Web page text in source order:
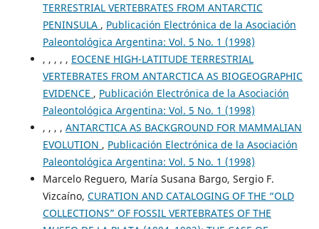
TERRESTRIAL VERTEBRATES FROM ANTARCTIC
PENINSULA , Publicación Electrónica de la Asociación
Paleontológica Argentina: Vol. 5 No. 1 (1998)
, , , , , EOCENE HIGH-LATITUDE TERRESTRIAL
VERTEBRATES FROM ANTARCTICA AS BIOGEOGRAPHIC
EVIDENCE , Publicación Electrónica de la Asociación
Paleontológica Argentina: Vol. 5 No. 1 (1998)
, , , , ANTARCTICA AS BACKGROUND FOR MAMMALIAN
EVOLUTION , Publicación Electrónica de la Asociación
Paleontológica Argentina: Vol. 5 No. 1 (1998)
Marcelo Reguero, María Susana Bargo, Sergio F.
Vizcaíno, CURATION AND CATALOGING OF THE “OLD
COLLECTIONS” OF FOSSIL VERTEBRATES OF THE